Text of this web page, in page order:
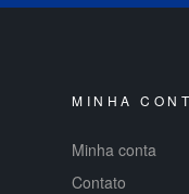
MINHA
Minha conta
Contato